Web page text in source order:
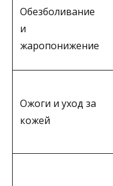
Обезболивание
и
жаропонижение
Ожоги и уход за
кожей